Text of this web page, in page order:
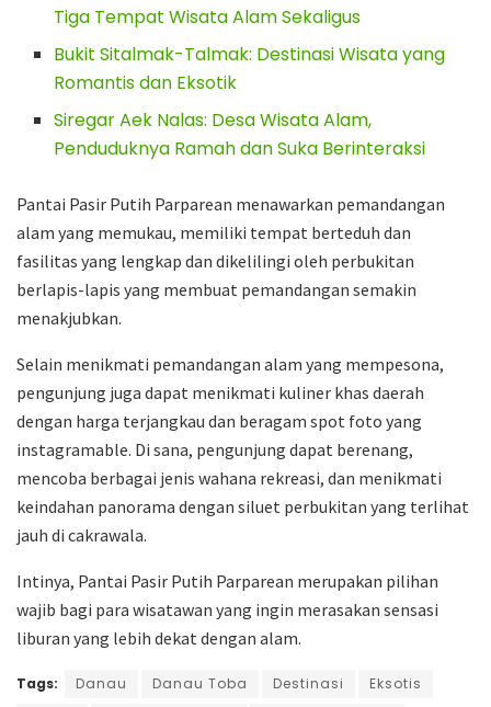
Tiga Tempat Wisata Alam Sekaligus
Bukit Sitalmak-Talmak: Destinasi Wisata yang
Romantis dan Eksotik
Siregar Aek Nalas: Desa Wisata Alam,
Penduduknya Ramah dan Suka Berinteraksi
Pantai Pasir Putih Parparean menawarkan pemandangan
alam yang memukau, memiliki tempat berteduh dan
fasilitas yang lengkap dan dikelilingi oleh perbukitan
berlapis-lapis yang membuat pemandangan semakin
menakjubkan.
Selain menikmati pemandangan alam yang mempesona,
pengunjung juga dapat menikmati kuliner khas daerah
dengan harga terjangkau dan beragam spot foto yang
instagramable. Di sana, pengunjung dapat berenang,
mencoba berbagai jenis wahana rekreasi, dan menikmati
keindahan panorama dengan siluet perbukitan yang terlihat
jauh di cakrawala.
Intinya, Pantai Pasir Putih Parparean merupakan pilihan
wajib bagi para wisatawan yang ingin merasakan sensasi
liburan yang lebih dekat dengan alam.
Tags: Danau Danau Toba Destinasi
Eksotis